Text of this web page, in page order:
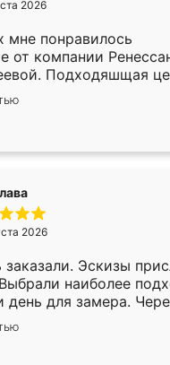
2026
мне понравилось
от компании
Подходяшщая
изготовления.
Владислав
моему эскизу самый
2026
заказали. Эскизы
наиболее
день для замера.
была уже готова.
Спасибо
работу!